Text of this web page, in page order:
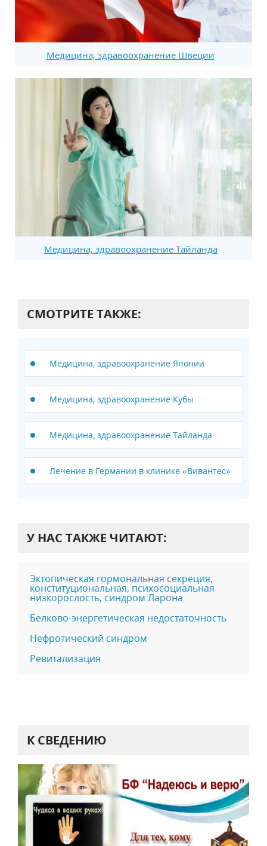
Медицина, здравоохранение Швеции
Медицина, здравоохранение Тайланда
СМОТРИТЕ ТАКЖЕ:
Медицина, здравоохранение Японии
Медицина, здравоохранение Кубы
Медицина, здравоохранение Тайланда
Лечение в Германии в клинике «Вивантес»
У НАС ТАКЖЕ ЧИТАЮТ:
Эктопическая гормональная секреция,
конституциональная, психосоциальная
низкорослость, синдром Ларона
Белково-энергетическая недостаточность
Нефротический синдром
Ревитализация
К СВЕДЕНИЮ